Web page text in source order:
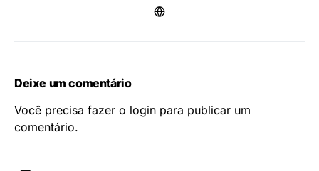
Deixe um comentário
Você precisa fazer o login para publicar um
comentário.